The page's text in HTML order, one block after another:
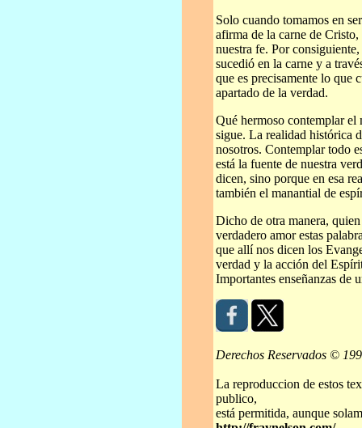
Solo cuando tomamos en
afirma de la carne de
nuestra fe. Por
sucedió en la carne y a
que es precisamente lo que
apartado de la verdad.
Qué hermoso contemplar
sigue. La realidad histórica
nosotros. Contemplar todo
está la fuente de nuestra
dicen, sino porque en esa
también el manantial de
Dicho de otra manera,
verdadero amor estas
que allí nos dicen los
verdad y la acción del
Importantes enseñanzas de
Derechos Reservados ©
La reproduccion de estos
publico,
está permitida, aunque